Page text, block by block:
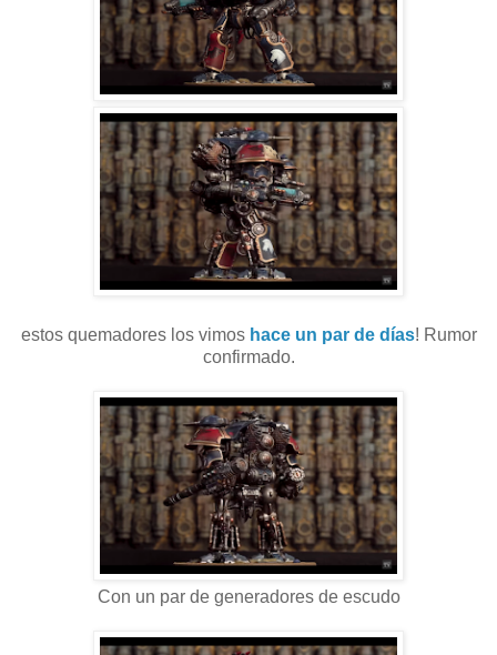
estos quemadores los vimos hace un par de días! Rumor
confirmado.
Con un par de generadores de escudo